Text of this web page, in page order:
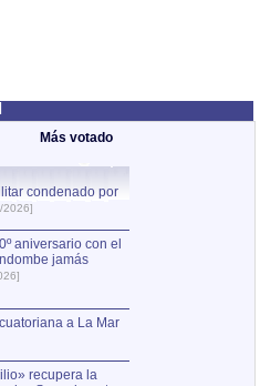
Más votado
condenado por
2026]
aniversario con el
jamás
a La Mar
recupera la